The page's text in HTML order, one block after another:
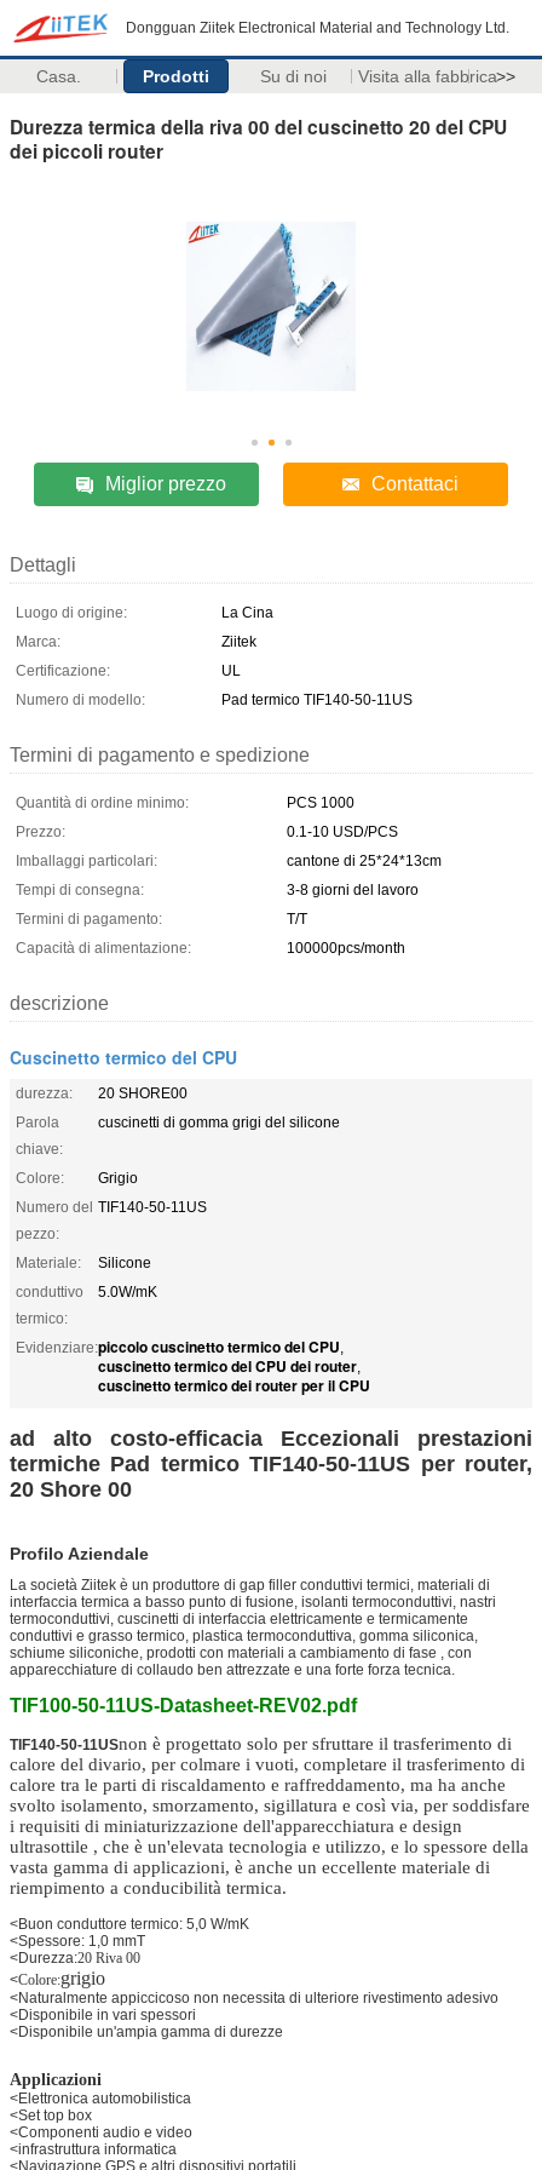
Dongguan Ziitek Electronical Material and Technology Ltd.
Casa. Prodotti Su di noi Visita alla fabbrica>>
Durezza termica della riva 00 del cuscinetto 20 del CPU
dei piccoli router
Miglior prezzo Contattaci
Dettagli
Luogo di origine:
La Cina
Marca:
Ziitek
Certificazione:
UL
Numero di modello:
Pad termico TIF140-50-11US
Termini di pagamento e spedizione
Quantità di ordine minimo:
PCS 1000
Prezzo:
0.1-10 USD/PCS
Imballaggi particolari:
cantone di 25*24*13cm
Tempi di consegna:
3-8 giorni del lavoro
Termini di pagamento:
T/T
Capacità di alimentazione:
100000pcs/month
descrizione
Cuscinetto termico del CPU
durezza:
20 SHORE00
Parola
chiave:
cuscinetti di gomma grigi del silicone
Colore:
Grigio
Numero del
pezzo:
TIF140-50-11US
Materiale:
Silicone
conduttivo
termico:
5.0W/mK
Evidenziare:piccolo cuscinetto termico del CPU,
cuscinetto termico del CPU dei router,
cuscinetto termico dei router per il CPU
ad alto costo-efficacia Eccezionali prestazioni
termiche Pad termico TIF140-50-11US per router,
20 Shore 00​
Profilo Aziendale
La società Ziitek è un produttore di gap filler conduttivi termici, materiali di
interfaccia termica a basso punto di fusione, isolanti termoconduttivi, nastri
termoconduttivi, cuscinetti di interfaccia elettricamente e termicamente
conduttivi e grasso termico, plastica termoconduttiva, gomma siliconica,
schiume siliconiche, prodotti con materiali a cambiamento di fase , con
apparecchiature di collaudo ben attrezzate e una forte forza tecnica.
TIF100-50-11US-Datasheet-REV02.pdf
TIF140-50-11USnon è progettato solo per sfruttare il trasferimento di
calore del divario, per colmare i vuoti, completare il trasferimento di
calore tra le parti di riscaldamento e raffreddamento, ma ha anche
svolto isolamento, smorzamento, sigillatura e così via, per soddisfare
i requisiti di miniaturizzazione dell'apparecchiatura e design
ultrasottile , che è un'elevata tecnologia e utilizzo, e lo spessore della
vasta gamma di applicazioni, è anche un eccellente materiale di
riempimento a conducibilità termica.
<Buon conduttore termico: 5,0 W/mK
<Spessore: 1,0 mmT
<Durezza:20 Riva 00
<Colore:grigio
<Naturalmente appiccicoso non necessita di ulteriore rivestimento adesivo
<Disponibile in vari spessori
<Disponibile un'ampia gamma di durezze
Applicazioni
<Elettronica automobilistica
<Set top box
<Componenti audio e video
<infrastruttura informatica
<Navigazione GPS e altri dispositivi portatili